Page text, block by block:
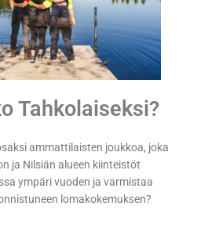
Tahkolaiseksi?
saksiammattilaisten joukkoa, joka
ja Nilsiän alueen kiinteistöt
ympäri vuoden ja varmistaa
lomakokemuksen?